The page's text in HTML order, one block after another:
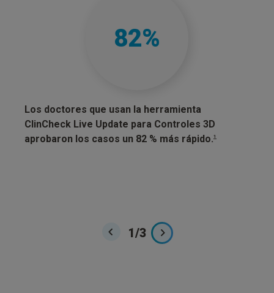
82%
Los doctores que usan la herramienta
ClinCheck Live Update para Controles 3D
aprobaron los casos un 82 % más rápido. 1
1/3